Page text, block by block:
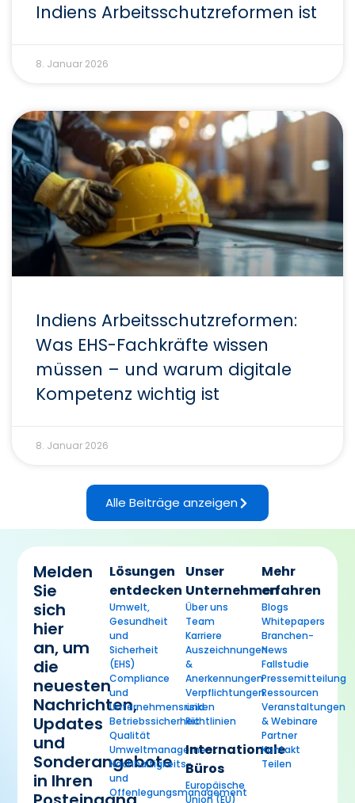
Indiens Arbeitsschutzreformen ist
8. Januar 2026
Indiens Arbeitsschutzreformen:
Was EHS-Fachkräfte wissen
müssen – und warum digitale
Kompetenz wichtig ist
8. Januar 2026
Alle Beiträge anzeigen
Melden
Sie
sich
hier
an, um
die
neuesten
Nachrichten,
Updates
und
Sonderangebote
in Ihren
Lösungen
entdecken
Umwelt,
Gesundheit
und
Sicherheit
(EHS)
Compliance
und
Unternehmensrisiken
Betriebssicherheit
Qualität
Umweltmanagement
Nachhaltigkeits-
und
Offenlegungsmanagement
Unser
Unternehmen
Über uns
Team
Karriere
Auszeichnungen
&
Anerkennungen
Verpflichtungen
und
Richtlinien
Internationale
Büros
Europäische
Union (EU)
Mehr
erfahren
Blogs
Whitepapers
Branchen-
News
Fallstudie
Pressemitteilung
Ressourcen
Veranstaltungen
& Webinare
Partner
Kontakt
Teilen